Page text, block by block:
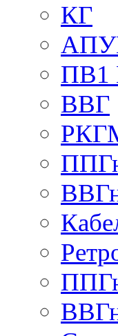
КГ
ПВ1
ВВГ